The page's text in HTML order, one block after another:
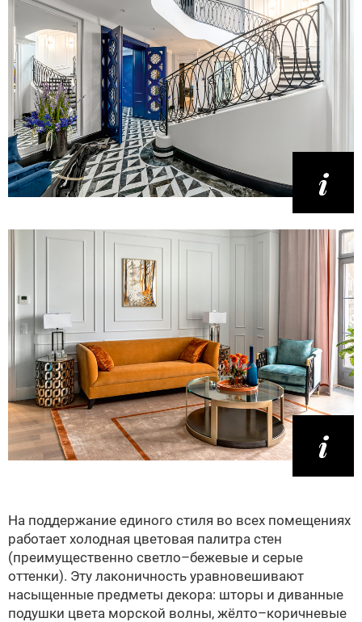
На поддержание единого стиля во всех помещениях
работает холодная цветовая палитра стен
(преимущественно светло–бежевые и серые
оттенки). Эту лаконичность уравновешивают
насыщенные предметы декора: шторы и диванные
подушки цвета морской волны, жёлто–коричневые